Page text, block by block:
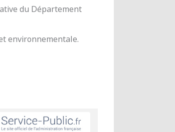
du Département
environnementale.